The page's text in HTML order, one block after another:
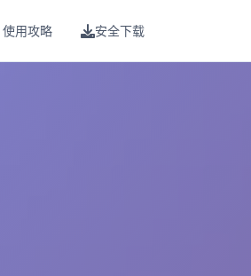
使用攻略 安全下载